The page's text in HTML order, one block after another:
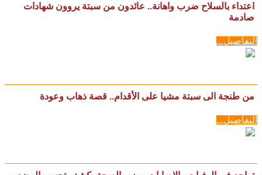
اعتداء بالسلاح ضرب واهانة.. عائدون من سبتة يروون شهادات
صادمة
التفاصيل...
من طنجة الى سبتة مشيا على الأقدام.. قصة ذهاب وعودة
التفاصيل...